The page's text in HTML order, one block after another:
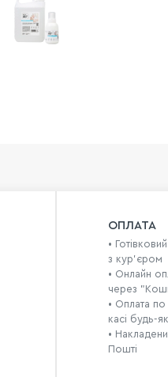
ОПЛАТА
•
з кур’єром
• Онлайн
через
• Оплата
касі будь-
•
Пошті